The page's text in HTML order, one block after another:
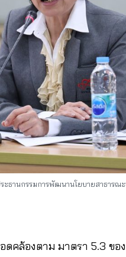
ธานกรรมการพัฒนานโยบายสาธารณ
คล้องตาม มาตรา 5.3 ข